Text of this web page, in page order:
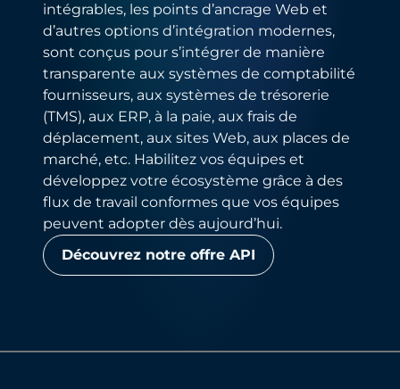
intégrables, les points d’ancrage Web et
d’autres options d’intégration modernes,
sont conçus pour s’intégrer de manière
transparente aux systèmes de comptabilité
fournisseurs, aux systèmes de trésorerie
(TMS), aux ERP, à la paie, aux frais de
déplacement, aux sites Web, aux places de
marché, etc. Habilitez vos équipes et
développez votre écosystème grâce à des
flux de travail conformes que vos équipes
peuvent adopter dès aujourd’hui.
Découvrez notre offre API